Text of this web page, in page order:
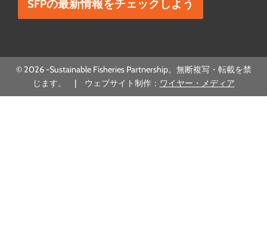
© 2026 -Sustainable Fisheries Partnership。無断複写・転載を禁
じます。 | ウェブサイト制作： ワイヤー・メディア